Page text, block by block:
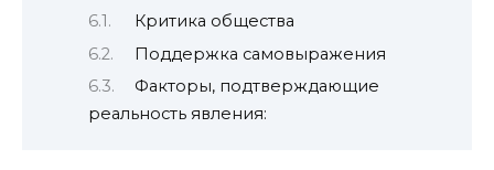
Критика общества
Поддержка самовыражения
Факторы, подтверждающие
реальность явления: